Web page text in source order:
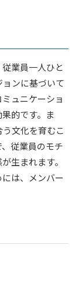
業員一人ひと
ンに基づいて
ュニケーショ
的です。ま
文化を育むこ
従業員のモチ
生まれます。
は、メンバー